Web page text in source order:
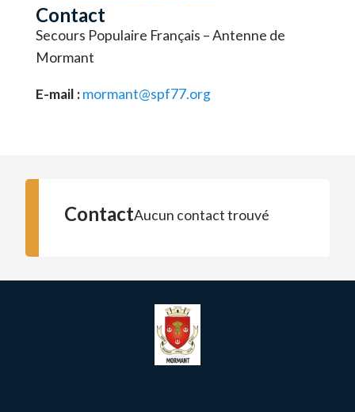
Contact
Secours Populaire Français – Antenne de
Mormant
E-mail :mormant@spf77.org
ContactAucun contact trouvé